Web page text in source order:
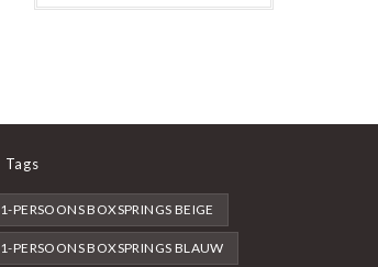
Tags
1-PERSOONS BOXSPRINGS BEIGE
1-PERSOONS BOXSPRINGS BLAUW